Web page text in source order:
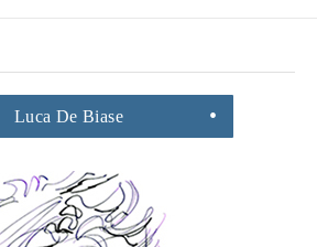
Luca De Biase